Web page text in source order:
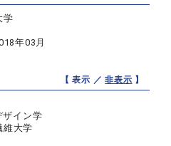
学
年03月
【 表示 ／非表示 】
ザイン学
維大学